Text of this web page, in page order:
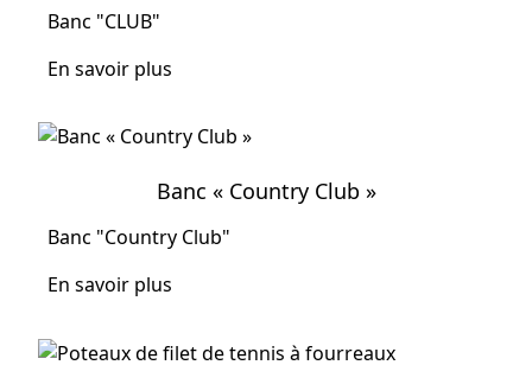
Banc "CLUB"
En savoir plus
Banc « Country Club »
Banc "Country Club"
En savoir plus